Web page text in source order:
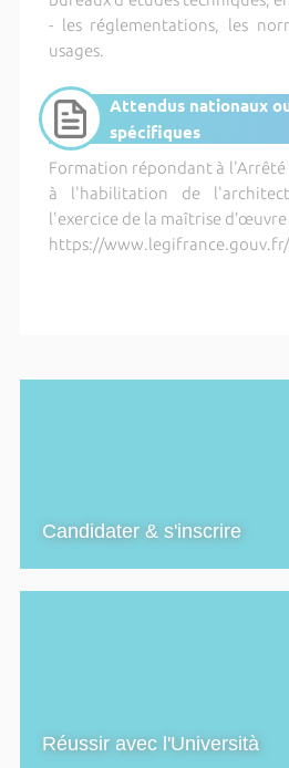
- les réglementations, les
usages.
Attendus nationaux
spécifiques
Formation répondant à l'Arrêté
à l'habilitation de
l'exercice de la maîtrise
https://www.legifrance.gouv.fr/
Candidater & s'inscrire
Réussir avec l'Università